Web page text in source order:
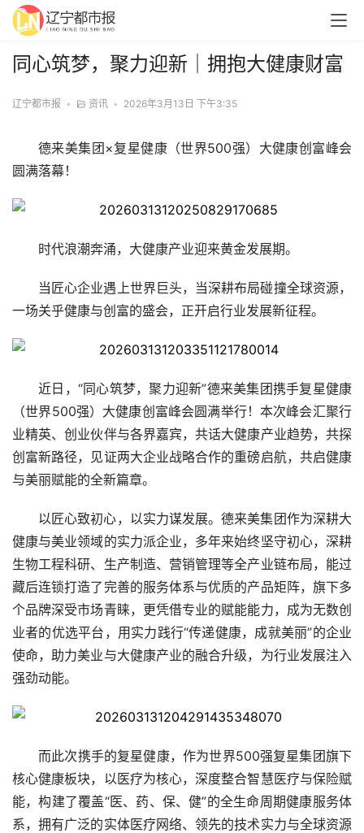
同心筑梦，聚力迎新｜拥抱大健康财富
辽宁都市报 • 资讯 • 2026年3月13日 下午3:35
德来美集团×复星健康（世界500强）大健康创富峰会
圆满落幕！
时代浪潮奔涌，大健康产业迎来黄金发展期。
当匠心企业遇上世界巨头，当深耕布局碰撞全球资源，
一场关乎健康与创富的盛会，正开启行业发展新征程。
近日，“同心筑梦，聚力迎新”德来美集团携手复星健康
（世界500强）大健康创富峰会圆满举行！本次峰会汇聚行
业精英、创业伙伴与各界嘉宾，共话大健康产业趋势，共探
创富新路径，见证两大企业战略合作的重磅启航，共启健康
与美丽赋能的全新篇章。
以匠心致初心，以实力谋发展。德来美集团作为深耕大
健康与美业领域的实力派企业，多年来始终坚守初心，深耕
生物工程科研、生产制造、营销管理等全产业链布局，能过
藏后连锁打造了完善的服务体系与优质的产品矩阵，旗下多
个品牌深受市场青睐，更凭借专业的赋能能力，成为无数创
业者的优选平台，用实力践行“传递健康，成就美丽”的企业
使命，助力美业与大健康产业的融合升级，为行业发展注入
强劲动能。
而此次携手的复星健康，作为世界500强复星集团旗下
核心健康板块，以医疗为核心，深度整合智慧医疗与保险赋
能，构建了覆盖“医、药、保、健”的全生命周期健康服务体
系，拥有广泛的实体医疗网络、领先的技术实力与全球资源